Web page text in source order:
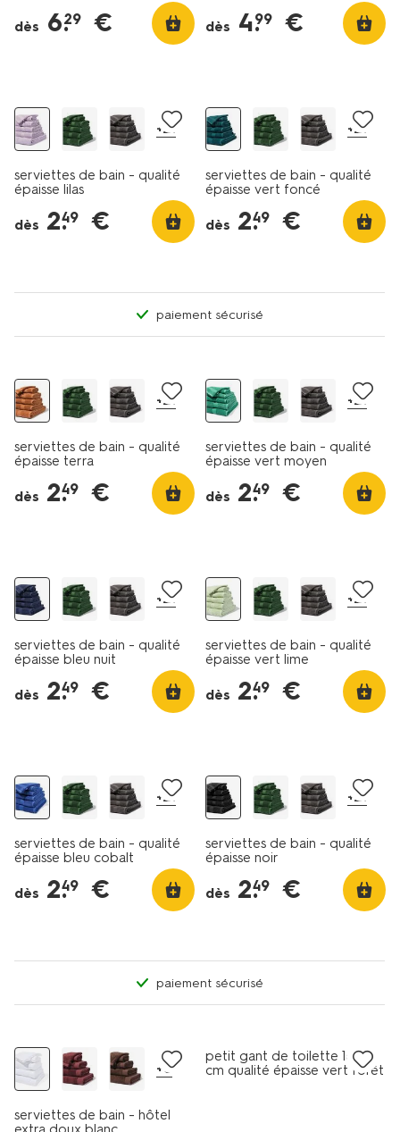
dès 6.
29 € dès 4.
99 €
+21
serviettes de bain - qualité
épaisse lilas
dès 2.
49 €
+21
serviettes de bain - qualité
épaisse vert foncé
dès 2.
49 €
paiement sécurisé
+21
serviettes de bain - qualité
épaisse terra
dès 2.
49 €
+21
serviettes de bain - qualité
épaisse vert moyen
dès 2.
49 €
+21
serviettes de bain - qualité
épaisse bleu nuit
dès 2.
49 €
+21
serviettes de bain - qualité
épaisse vert lime
dès 2.
49 €
+21
serviettes de bain - qualité
épaisse bleu cobalt
dès 2.
49 €
+21
serviettes de bain - qualité
épaisse noir
dès 2.
49 €
paiement sécurisé
+8
serviettes de bain - hôtel
petit gant de toilette 16x21
cm qualité épaisse vert forêt